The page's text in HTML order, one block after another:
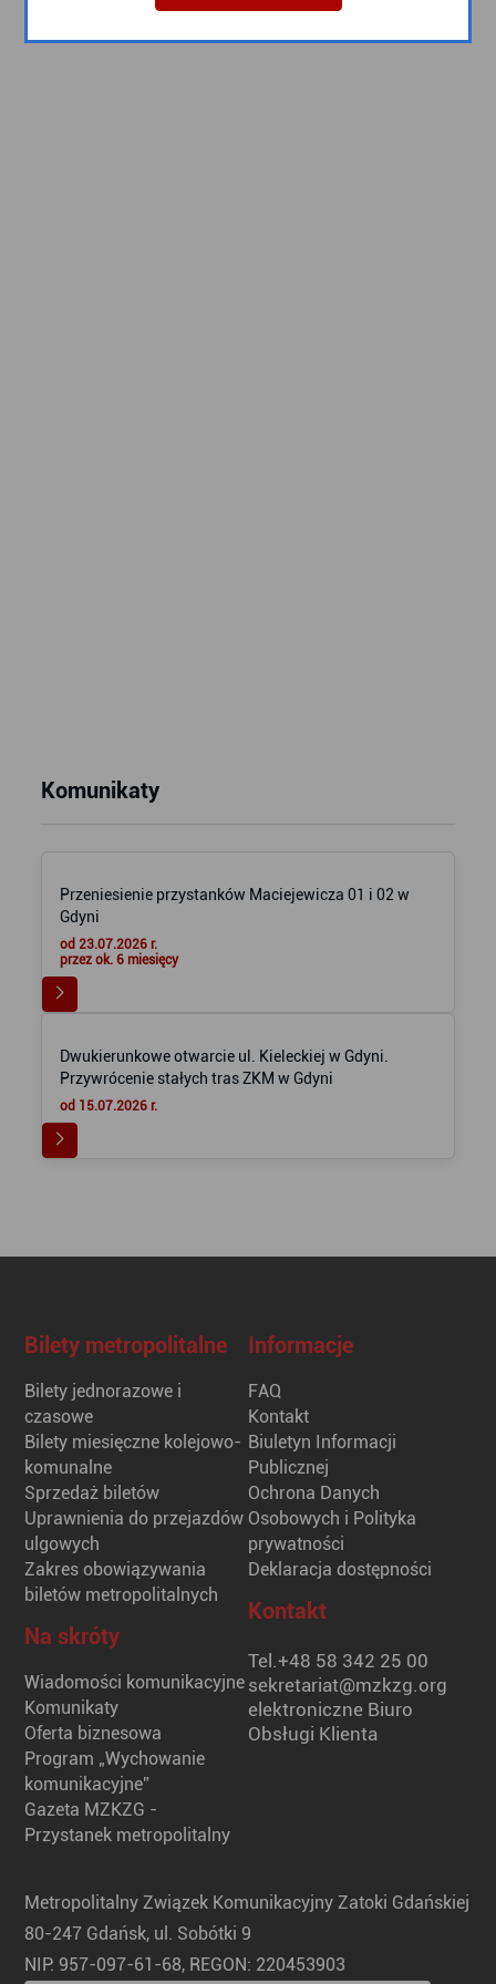
Komunikaty
Przeniesienie przystanków Maciejewicza 01 i 02 w
Gdyni
od 23.07.2026 r.
przez ok. 6 miesięcy
Dwukierunkowe otwarcie ul. Kieleckiej w Gdyni.
Przywrócenie stałych tras ZKM w Gdyni
od 15.07.2026 r.
Bilety metropolitalne
Bilety jednorazowe i
czasowe
Bilety miesięczne kolejowo-
komunalne
Sprzedaż biletów
Uprawnienia do przejazdów
ulgowych
Zakres obowiązywania
biletów metropolitalnych
Na skróty
Wiadomości komunikacyjne
Komunikaty
Oferta biznesowa
Program „Wychowanie
komunikacyjne”
Gazeta MZKZG -
Przystanek metropolitalny
Informacje
FAQ
Kontakt
Biuletyn Informacji
Publicznej
Ochrona Danych
Osobowych i Polityka
prywatności
Deklaracja dostępności
Kontakt
Tel.+48 58 342 25 00
sekretariat@mzkzg.org
elektroniczne Biuro
Obsługi Klienta
Metropolitalny Związek Komunikacyjny Zatoki Gdańskiej
80-247 Gdańsk, ul. Sobótki 9
NIP: 957-097-61-68, REGON: 220453903